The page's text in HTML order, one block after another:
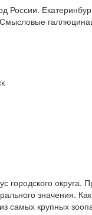
России.
городского округа.
значения.
самых крупных